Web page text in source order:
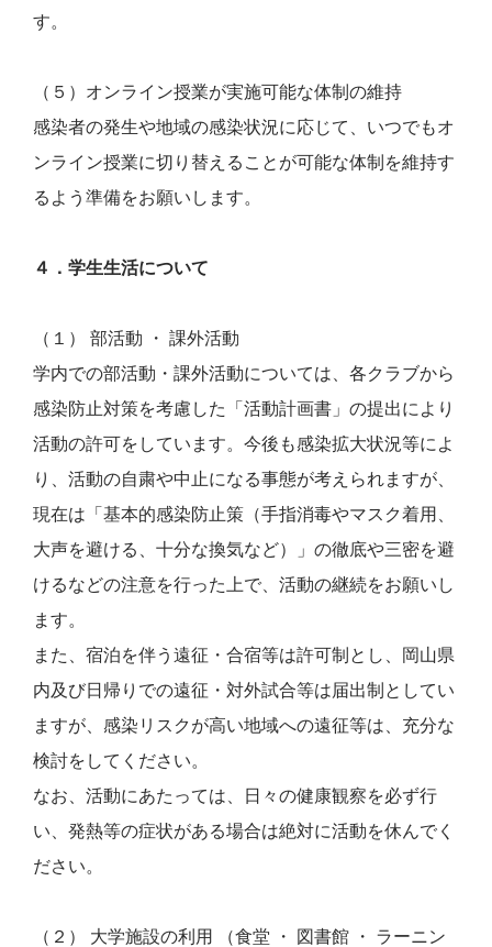
す。
（５）オンライン授業が実施可能な体制の維持
感染者の発生や地域の感染状況に応じて、いつでもオ
ンライン授業に切り替えることが可能な体制を維持す
るよう準備をお願いします。
４．学生生活について
（１） 部活動 ・ 課外活動
学内での部活動・課外活動については、各クラブから
感染防止対策を考慮した「活動計画書」の提出により
活動の許可をしています。今後も感染拡大状況等によ
り、活動の自粛や中止になる事態が考えられますが、
現在は「基本的感染防止策（手指消毒やマスク着用、
大声を避ける、十分な換気など）」の徹底や三密を避
けるなどの注意を行った上で、活動の継続をお願いし
ます。
また、宿泊を伴う遠征・合宿等は許可制とし、岡山県
内及び日帰りでの遠征・対外試合等は届出制としてい
ますが、感染リスクが高い地域への遠征等は、充分な
検討をしてください。
なお、活動にあたっては、日々の健康観察を必ず行
い、発熱等の症状がある場合は絶対に活動を休んでく
ださい。
（２） 大学施設の利用 （食堂 ・ 図書館 ・ ラーニン